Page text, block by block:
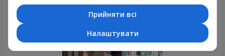
Прийняти всі
Налаштувати